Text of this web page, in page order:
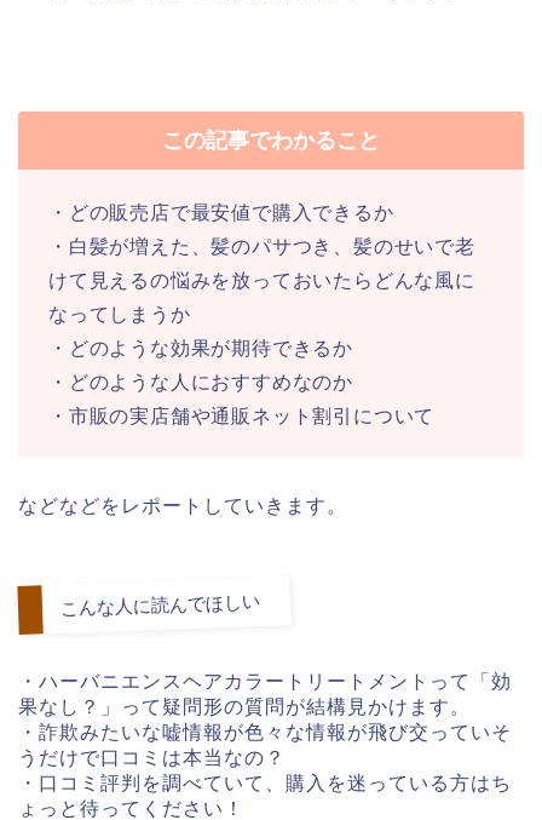
この記事でわかること
・どの販売店で最安値で購入できるか
・白髪が増えた、髪のパサつき、髪のせいで老
けて見えるの悩みを放っておいたらどんな風に
なってしまうか
・どのような効果が期待できるか
・どのような人におすすめなのか
・市販の実店舗や通販ネット割引について
などなどをレポートしていきます。
こんな人に読んでほしい
・ハーバニエンスヘアカラートリートメントって「効
果なし？」って疑問形の質問が結構見かけます。
・詐欺みたいな嘘情報が色々な情報が飛び交っていそ
うだけで口コミは本当なの？
・口コミ評判を調べていて、購入を迷っている方はち
ょっと待ってください！